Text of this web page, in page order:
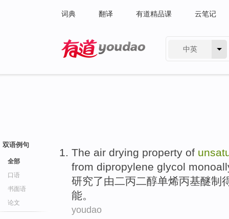
词典 翻译 有道精品课 云笔记
中英
双语例句
全部
口语
书面语
论文
The air drying property of
from dipropylene glycol
研究了由二丙二醇单烯丙基醚制
能。
youdao